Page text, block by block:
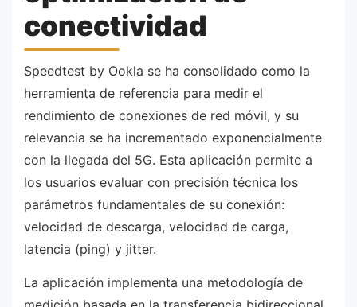
conectividad
Speedtest by Ookla se ha consolidado como la
herramienta de referencia para medir el
rendimiento de conexiones de red móvil, y su
relevancia se ha incrementado exponencialmente
con la llegada del 5G. Esta aplicación permite a
los usuarios evaluar con precisión técnica los
parámetros fundamentales de su conexión:
velocidad de descarga, velocidad de carga,
latencia (ping) y jitter.
La aplicación implementa una metodología de